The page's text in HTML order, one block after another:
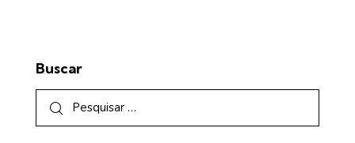
Buscar